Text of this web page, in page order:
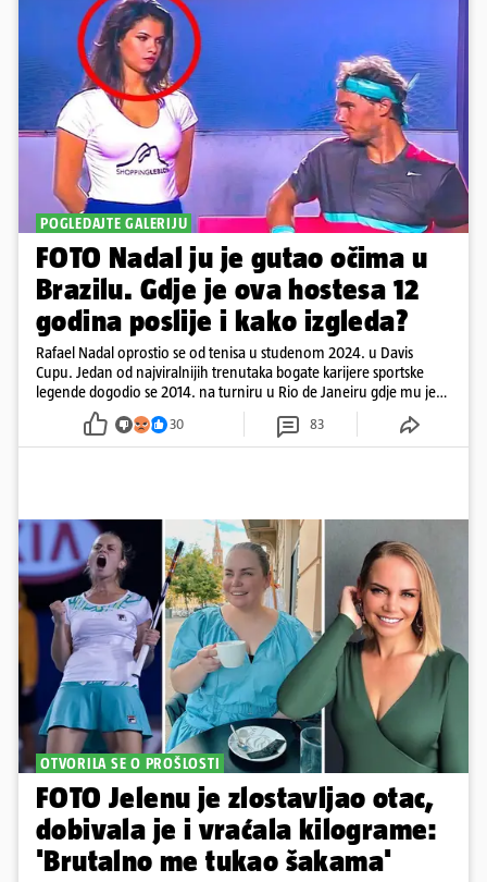
POGLEDAJTE GALERIJU
FOTO Nadal ju je gutao očima u
Brazilu. Gdje je ova hostesa 12
godina poslije i kako izgleda?
Rafael Nadal oprostio se od tenisa u studenom 2024. u Davis
Cupu. Jedan od najviralnijih trenutaka bogate karijere sportske
legende dogodio se 2014. na turniru u Rio de Janeiru gdje mu je
pažnju odvlačila ljepotica iza klupe
30 83
OTVORILA SE O PROŠLOSTI
FOTO Jelenu je zlostavljao otac,
dobivala je i vraćala kilograme:
'Brutalno me tukao šakama'